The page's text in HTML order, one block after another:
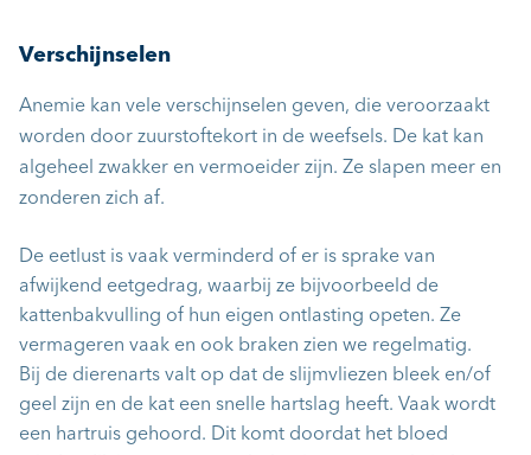
Verschijnselen
Anemie kan vele verschijnselen geven, die veroorzaakt
worden door zuurstoftekort in de weefsels. De kat kan
algeheel zwakker en vermoeider zijn. Ze slapen meer en
zonderen zich af.
De eetlust is vaak verminderd of er is sprake van
afwijkend eetgedrag, waarbij ze bijvoorbeeld de
kattenbakvulling of hun eigen ontlasting opeten. Ze
vermageren vaak en ook braken zien we regelmatig.
Bij de dierenarts valt op dat de slijmvliezen bleek en/of
geel zijn en de kat een snelle hartslag heeft. Vaak wordt
een hartruis gehoord. Dit komt doordat het bloed